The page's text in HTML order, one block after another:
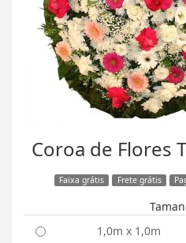
Coroa de Flores
Faixa grátis Frete grátis
1,0m x 1,0m